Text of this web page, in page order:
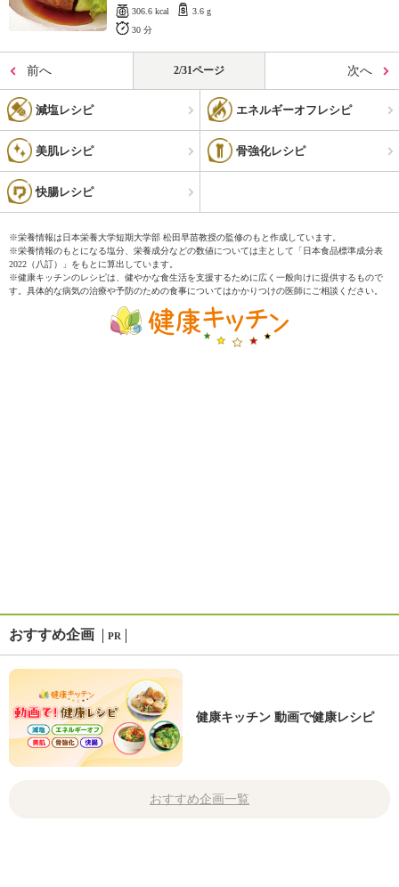
306.6 kcal
3.6 g
30 分
前へ 2/31ページ 次へ
減塩レシピ エネルギーオフレシピ
美肌レシピ 骨強化レシピ
快腸レシピ
※栄養情報は日本栄養大学短期大学部 松田早苗教授の監修のもと作成しています。
※栄養情報のもとになる塩分、栄養成分などの数値については主として「日本食品標準成分表
2022（八訂）」をもとに算出しています。
※健康キッチンのレシピは、健やかな食生活を支援するために広く一般向けに提供するもので
す。具体的な病気の治療や予防のための食事についてはかかりつけの医師にご相談ください。
おすすめ企画 PR
健康キッチン 動画で健康レシピ
おすすめ企画一覧